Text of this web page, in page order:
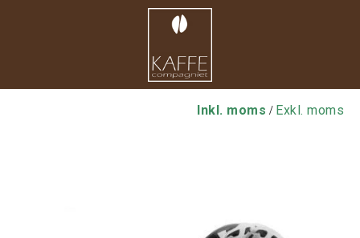
Inkl. moms / Exkl. moms